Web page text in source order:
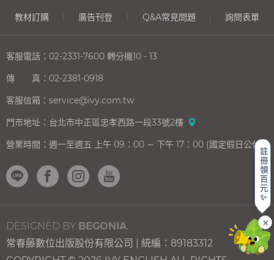
註
冊
領
百
元
✨
✕
上一則
買
下一則
開
教材訂購 廣告刊登 Q&A常見問題 詢問表單
客服電話： 02-2331-7600 轉分機10 - 13
傳 真： 02-2381-0918
客服信箱： service@ivy.com.tw
門市地址： 台北市中正區忠孝西路一段33號2樓
營業時間： 週一至週五 上午 09：00 ∼ 下午 17：00 (國定假日公休)
DESIGNED BY BEGONIA.
常春藤數位出版股份有限公司 | 統編：89183312